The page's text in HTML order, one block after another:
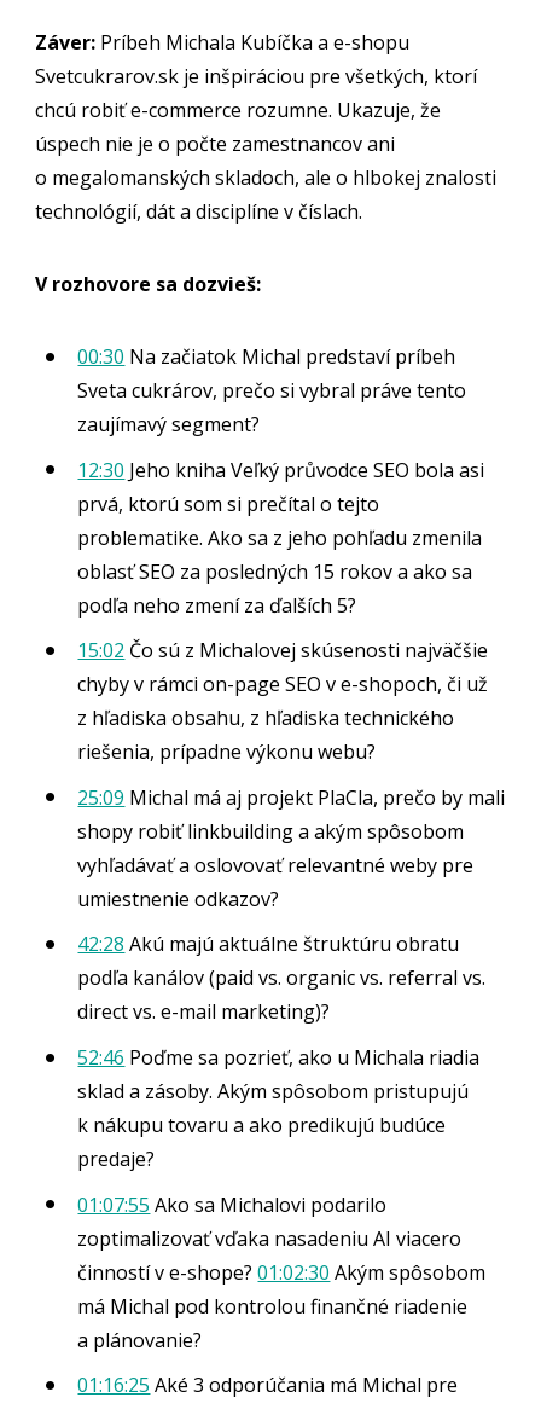
Záver: Príbeh Michala Kubíčka a e-shopu
Svetcukrarov.sk je inšpiráciou pre všetkých, ktorí
chcú robiť e-commerce rozumne. Ukazuje, že
úspech nie je o počte zamestnancov ani
o megalomanských skladoch, ale o hlbokej znalosti
technológií, dát a disciplíne v číslach.
V rozhovore sa dozvieš:
00:30 Na začiatok Michal predstaví príbeh
Sveta cukrárov, prečo si vybral práve tento
zaujímavý segment?
12:30 Jeho kniha Veľký průvodce SEO bola asi
prvá, ktorú som si prečítal o tejto
problematike. Ako sa z jeho pohľadu zmenila
oblasť SEO za posledných 15 rokov a ako sa
podľa neho zmení za ďalších 5?
15:02 Čo sú z Michalovej skúsenosti najväčšie
chyby v rámci on-page SEO v e-shopoch, či už
z hľadiska obsahu, z hľadiska technického
riešenia, prípadne výkonu webu?
25:09 Michal má aj projekt PlaCla, prečo by mali
shopy robiť linkbuilding a akým spôsobom
vyhľadávať a oslovovať relevantné weby pre
umiestnenie odkazov?
42:28 Akú majú aktuálne štruktúru obratu
podľa kanálov (paid vs. organic vs. referral vs.
direct vs. e-mail marketing)?
52:46 Poďme sa pozrieť, ako u Michala riadia
sklad a zásoby. Akým spôsobom pristupujú
k nákupu tovaru a ako predikujú budúce
predaje?
01:07:55 Ako sa Michalovi podarilo
zoptimalizovať vďaka nasadeniu AI viacero
činností v e-shope?01:02:30 Akým spôsobom
má Michal pod kontrolou finančné riadenie
a plánovanie?
01:16:25 Aké 3 odporúčania má Michal pre